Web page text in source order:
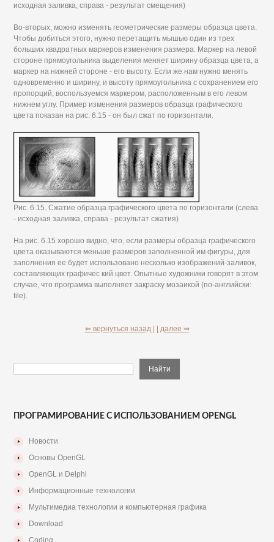
исходная заливка, справа - результат смещения)
Во-вторых, можно изменять геометрические размеры образца цвета.
Чтобы добиться этого, нужно перетащить мышью один из трех
больших квадратных маркеров изменения размера. Маркер на левой
стороне прямоугольника выделения меняет ширину образца цвета, а
маркер на нижней стороне - его высоту. Если же нам нужно менять
одновременно и ширину, и высоту прямоугольника с сохранением его
пропорций, воспользуемся маркером, расположенным в его левом
нижнем углу. Пример изменения размеров образца графического
цвета показан на рис. 6.15 - он был сжат по горизонтали.
Рис. 6.15. Сжатие образца графического цвета по горизонтали (слева
- исходная заливка, справа - результат сжатия)
На рис. 6.15 хорошо видно, что, если размеры образца графического
цвета оказываются меньше размеров заполненной им фигуры, для
заполнения ее будет использовано несколько изображений-заливок,
составляющих графичес кий цвет. Опытные художники говорят в этом
случае, что программа выполняет закраску мозаикой (по-английски:
tile).
⇐ вернуться назад | | далее ⇒
ПРОГРАМИРОВАНИЕ С ИСПОЛЬЗОВАНИЕМ OPENGL
Новости
Основы OpenGL
OpenGL и Delphi
Информационные технологии
Мультимедиа технологии и компьютерная графика
Download
Coding